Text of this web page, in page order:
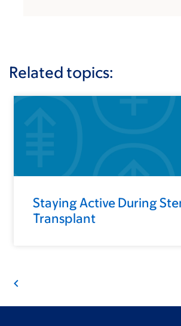
Related topics:
Staying Active During
Transplant